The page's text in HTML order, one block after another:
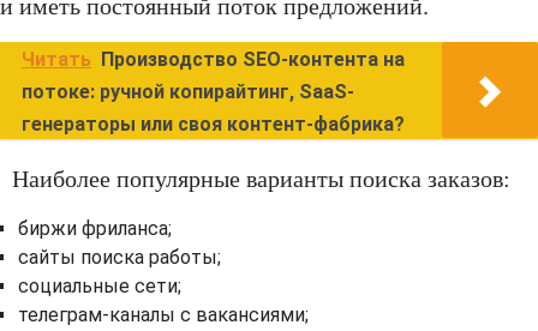
и иметь постоянный поток предложений.
Читать
Производство SEO-контента на
потоке: ручной копирайтинг, SaaS-
генераторы или своя контент-фабрика?
Наиболее популярные варианты поиска заказов:
биржи фриланса;
сайты поиска работы;
социальные сети;
телеграм-каналы с вакансиями;